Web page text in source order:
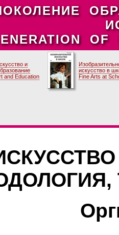
OF
и
and Education
искусство в
Fine Arts at